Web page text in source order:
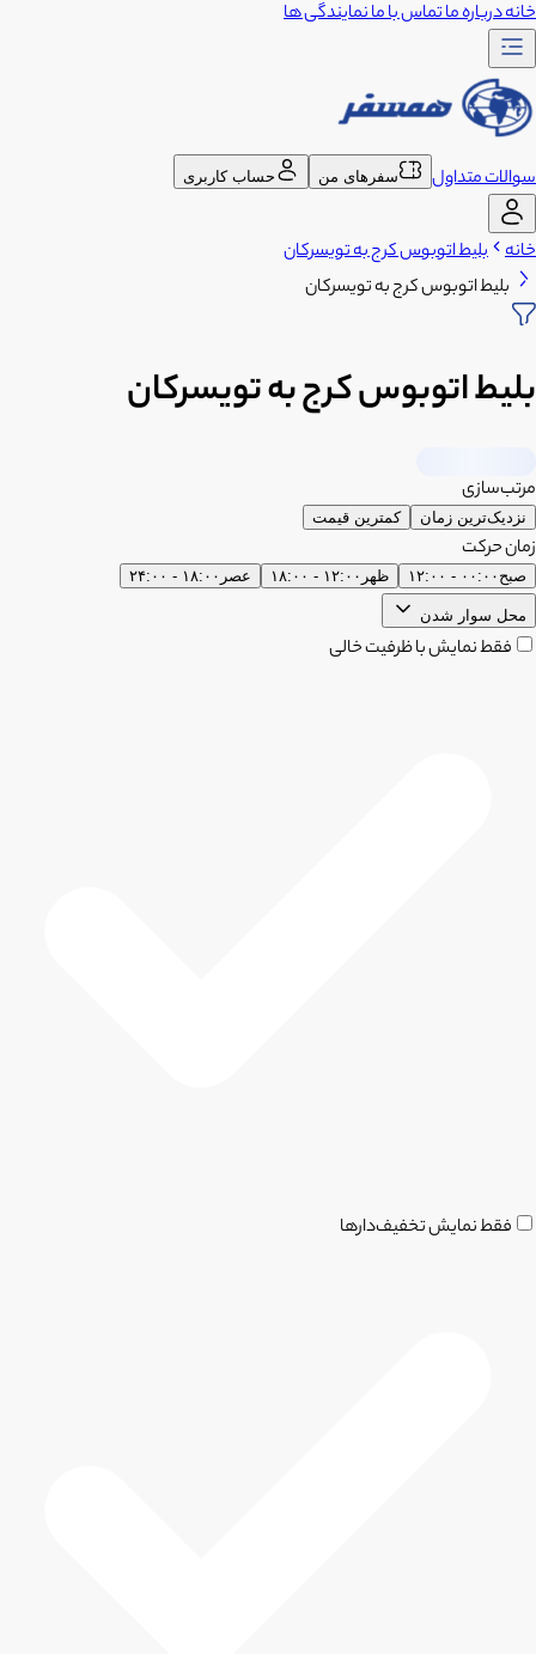
خانهدرباره ماتماس با مانمایندگی ها
سوالات متداول سفرهای من حساب کاربری
خانه بلیط اتوبوس کرج به تویسرکان
بلیط اتوبوس کرج به تویسرکان
بلیط اتوبوس کرج به تویسرکان
مرتب‌سازی
نزدیک‌ترین زمان کمترین قیمت
زمان حرکت
صبح ۰۰:۰۰ - ۱۲:۰۰ ظهر ۱۲:۰۰ - ۱۸:۰۰ عصر ۱۸:۰۰ - ۲۴:۰۰
محل سوار شدن
فقط نمایش با ظرفیت خالی
فقط نمایش تخفیف‌دارها